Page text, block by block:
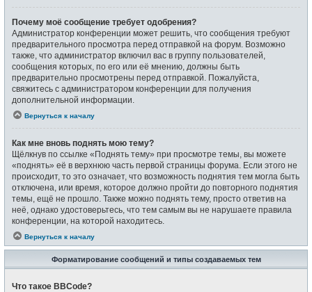
Почему моё сообщение требует одобрения?
Администратор конференции может решить, что сообщения требуют
предварительного просмотра перед отправкой на форум. Возможно
также, что администратор включил вас в группу пользователей,
сообщения которых, по его или её мнению, должны быть
предварительно просмотрены перед отправкой. Пожалуйста,
свяжитесь с администратором конференции для получения
дополнительной информации.
Вернуться к началу
Как мне вновь поднять мою тему?
Щёлкнув по ссылке «Поднять тему» при просмотре темы, вы можете
«поднять» её в верхнюю часть первой страницы форума. Если этого не
происходит, то это означает, что возможность поднятия тем могла быть
отключена, или время, которое должно пройти до повторного поднятия
темы, ещё не прошло. Также можно поднять тему, просто ответив на
неё, однако удостоверьтесь, что тем самым вы не нарушаете правила
конференции, на которой находитесь.
Вернуться к началу
Форматирование сообщений и типы создаваемых тем
Что такое BBCode?